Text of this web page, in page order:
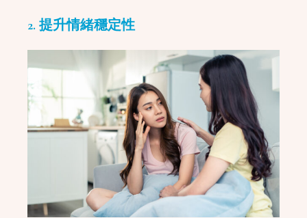
2. 提升情緒穩定性